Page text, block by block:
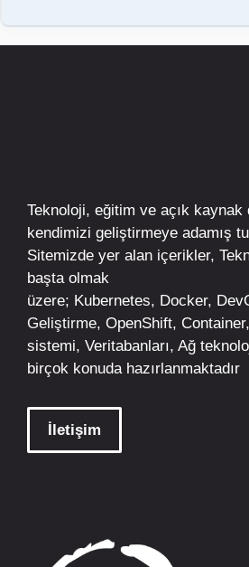
Teknoloji, eğitim ve açık kaynak
kendimizi geliştirmeye adamış
Sitemizde yer alan içerikler,
başta olmak
üzere; Kubernetes, Docker,
Geliştirme, OpenShift, Container,
sistemi, Veritabanları, Ağ
birçok konuda hazırlanmaktadır
İletişim